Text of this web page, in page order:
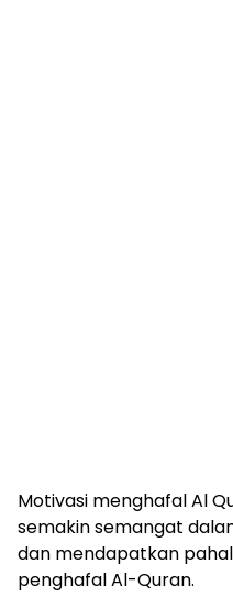
Motivasi menghafal Al
semakin semangat
dan mendapatkan
penghafal Al-Quran.